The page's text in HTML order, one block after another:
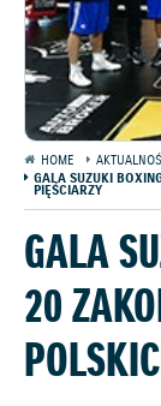
HOME
GALA SUZUKI
PIĘŚCIARZY
GALA
20